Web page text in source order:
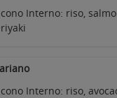
Interno: riso,
Interno: riso,